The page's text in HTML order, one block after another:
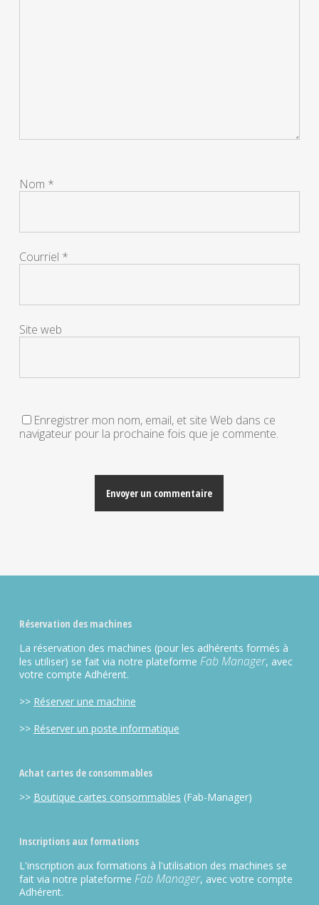
Nom *
Courriel *
Site web
Enregistrer mon nom, email, et site Web dans ce
navigateur pour la prochaine fois que je commente.
Réservation des machines
La réservation des machines (pour les adhérents formés à
les utiliser) se fait via notre plateforme Fab Manager, avec
votre compte Adhérent.
>> Réserver une machine
>> Réserver un poste informatique
Achat cartes de consommables
>> Boutique cartes consommables (Fab-Manager)
Inscriptions aux formations
L'inscription aux formations à l'utilisation des machines se
fait via notre plateforme Fab Manager, avec votre compte
Adhérent.